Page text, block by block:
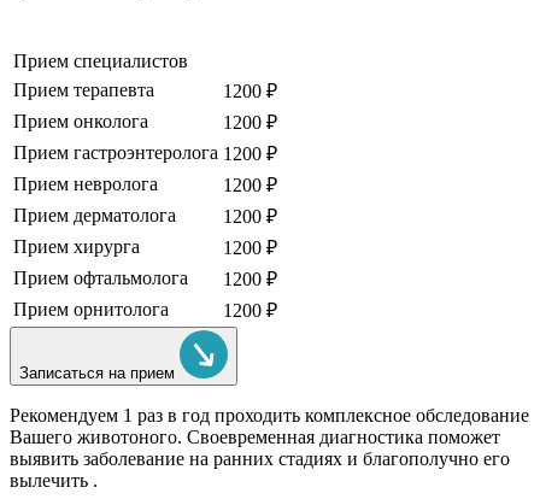
Прием специалистов
Прием терапевта
1200 ₽
Прием онколога
1200 ₽
Прием гастроэнтеролога 1200 ₽
Прием невролога
1200 ₽
Прием дерматолога
1200 ₽
Прием хирурга
1200 ₽
Прием офтальмолога
1200 ₽
Прием орнитолога
1200 ₽
Записаться на прием
Рекомендуем 1 раз в год проходить комплексное обследование
Вашего животоного. Своевременная диагностика поможет
выявить заболевание на ранних стадиях и благополучно его
вылечить .